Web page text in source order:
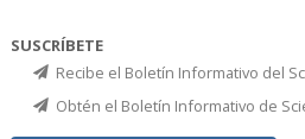
SUSCRÍBETE
Recibe el Boletín Informativo del
Obtén el Boletín Informativo de